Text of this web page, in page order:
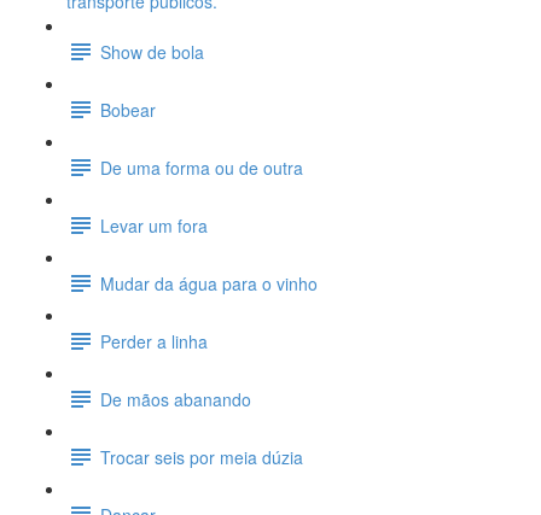
Show de bola
Bobear
De uma forma ou de outra
Levar um fora
Mudar da água para o vinho
Perder a linha
De mãos abanando
Trocar seis por meia dúzia